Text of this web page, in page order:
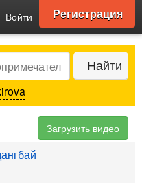
Войти Регистрация
Найти
Загрузить видео